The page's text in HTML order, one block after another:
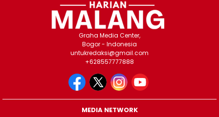
Graha Media Center,
Bogor - Indonesia
untukredaksi@gmail.com
+628557777888
MEDIA NETWORK